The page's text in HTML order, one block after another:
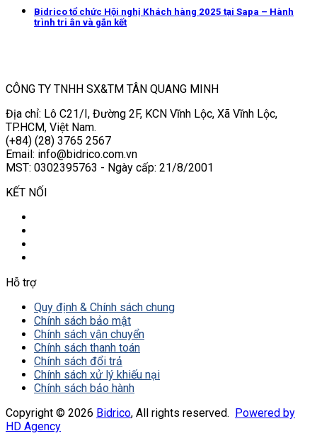
Bidrico tổ chức Hội nghị Khách hàng 2025 tại Sapa – Hành
trình tri ân và gắn kết
CÔNG TY TNHH SX&TM TÂN QUANG MINH
Địa chỉ: Lô C21/I, Đường 2F, KCN Vĩnh Lộc, Xã Vĩnh Lộc,
TP.HCM, Việt Nam.
(+84) (28) 3765 2567
Email: info@bidrico.com.vn
MST: 0302395763 - Ngày cấp: 21/8/2001
KẾT NỐI
Hỗ trợ
Quy định & Chính sách chung
Chính sách bảo mật
Chính sách vận chuyển
Chính sách thanh toán
Chính sách đổi trả
Chính sách xử lý khiếu nại
Chính sách bảo hành
Copyright © 2026 Bidrico, All rights reserved. Powered by
HD Agency